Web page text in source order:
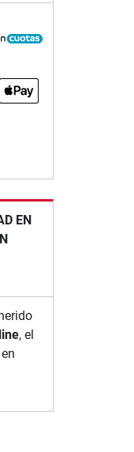
EN
, el